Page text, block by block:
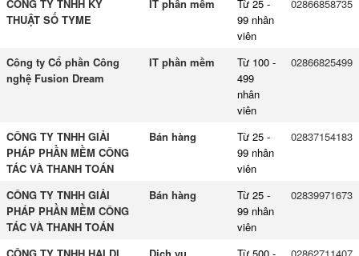
CÔNG TY TNHH KỸ
THUẬT SỐ TYME
IT phần mềm
Từ 25 -
99 nhân
viên
02866858735
Công ty Cổ phần Công
nghệ Fusion Dream
IT phần mềm
Từ 100 -
499
nhân
viên
02866825499
CÔNG TY TNHH GIẢI
PHÁP PHẦN MỀM CÔNG
TÁC VÀ THANH TOÁN
Bán hàng
Từ 25 -
99 nhân
viên
02837154183
CÔNG TY TNHH GIẢI
PHÁP PHẦN MỀM CÔNG
TÁC VÀ THANH TOÁN
Bán hàng
Từ 25 -
99 nhân
viên
02839971673